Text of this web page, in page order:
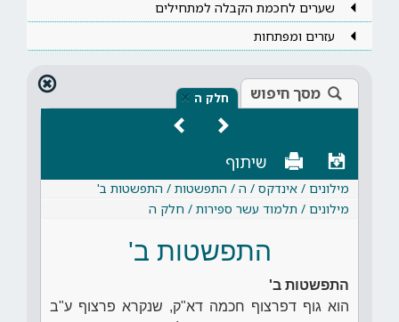
שערים לחכמת הקבלה למתחילים
עזרים ומפתחות
מסך חיפוש חלק ה ×
שיתוף
מילונים / אינדקס / ה / התפשטות / התפשטות ב'
מילונים / תלמוד עשר ספירות / חלק ה
התפשטות ב'
התפשטות ב'
הוא גוף דפרצוף חכמה דא"ק, שנקרא פרצוף ע"ב